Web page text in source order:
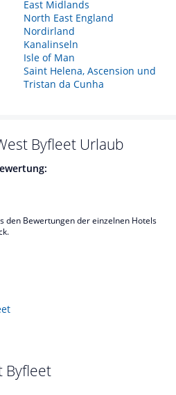
East Midlands
North East England
Nordirland
Kanalinseln
Isle of Man
Saint Helena, Ascension und
Tristan da Cunha
Byfleet Urlaub
den Bewertungen der einzelnen Hotels
Byfleet